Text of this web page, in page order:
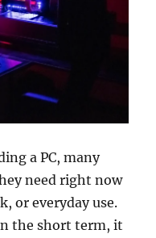
a PC, many
need right now
or everyday use.
the short term, it